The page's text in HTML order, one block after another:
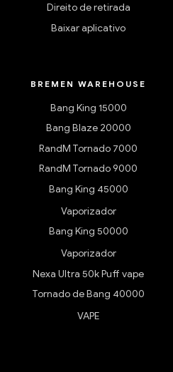
Direito de retirada
Baixar aplicativo
BREMEN WAREHOUSE
Bang King 15000
Bang Blaze 20000
RandM Tornado 7000
RandM Tornado 9000
Bang King 45000
Vaporizador
Bang King 50000
Vaporizador
Nexa Ultra 50k Puff vape
Tornado de Bang 40000
VAPE